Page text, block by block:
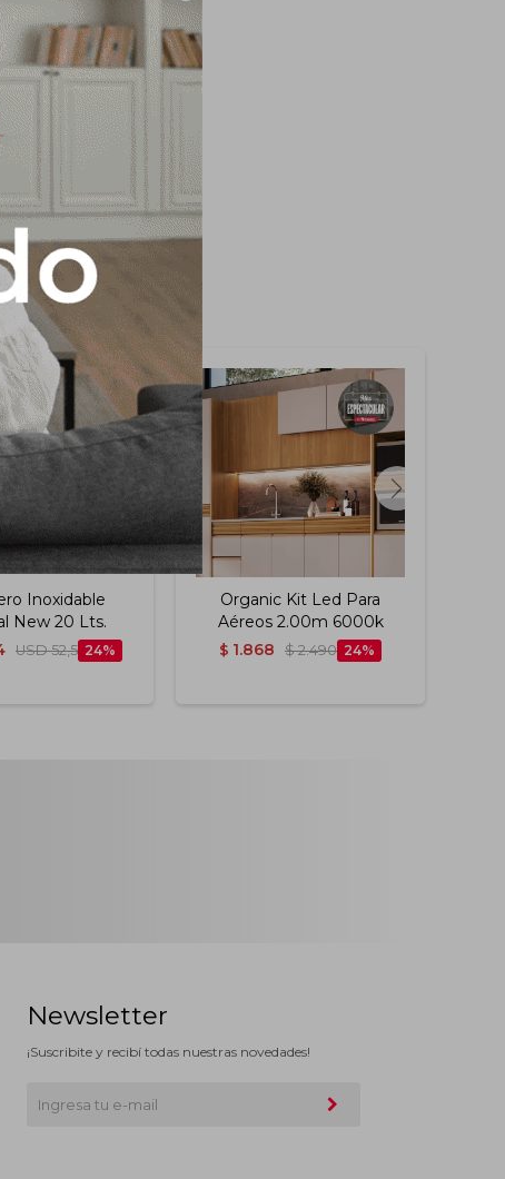
Inoxidable
New 20 Lts.
USD 52,5 24
Organic Kit Led Para
Aéreos 2.00m 6000k
$ 1.868 $ 2.490 24
Newsletter
¡Suscribite y recibí todas nuestras novedades!